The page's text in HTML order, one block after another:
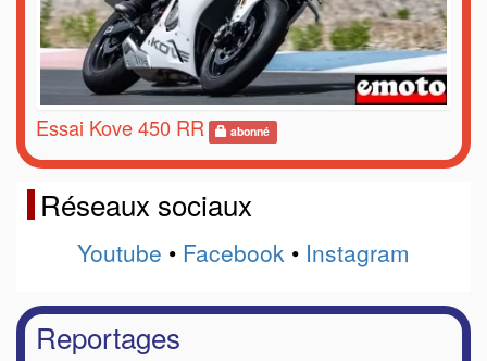
Essai Kove 450 RR abonné
Réseaux sociaux
Youtube • Facebook • Instagram
Reportages